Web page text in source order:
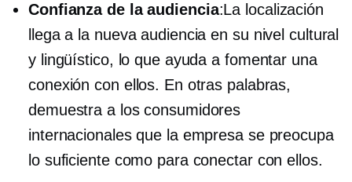
Confianza de la audiencia:La localización
llega a la nueva audiencia en su nivel cultural
y lingüístico, lo que ayuda a fomentar una
conexión con ellos. En otras palabras,
demuestra a los consumidores
internacionales que la empresa se preocupa
lo suficiente como para conectar con ellos.